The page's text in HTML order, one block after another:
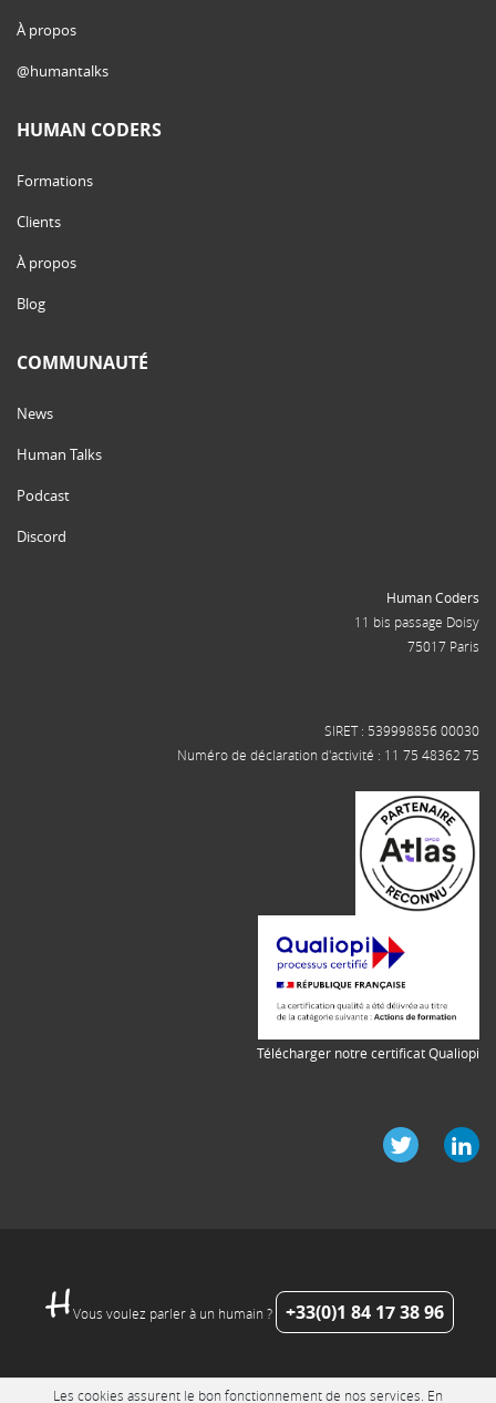
À propos
@humantalks
HUMAN CODERS
Formations
Clients
À propos
Blog
COMMUNAUTÉ
News
Human Talks
Podcast
Discord
Human Coders
11 bis passage Doisy
75017 Paris
SIRET : 539998856 00030
Numéro de déclaration d'activité : 11 75 48362 75
Télécharger notre certificat Qualiopi
Vous voulez parler à un humain ? +33(0)1 84 17 38 96
Les cookies assurent le bon fonctionnement de nos services. En